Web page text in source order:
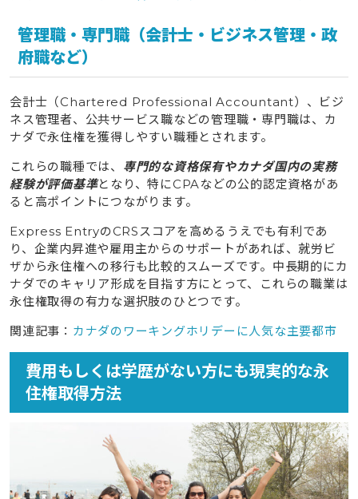
管理職・専門職（会計士・ビジネス管理・政
府職など）
会計士（Chartered Professional Accountant）、ビジ
ネス管理者、公共サービス職などの管理職・専門職は、カ
ナダで永住権を獲得しやすい職種とされます。
これらの職種では、 専門的な資格保有やカナダ国内の実務
経験が評価基準となり、特にCPAなどの公的認定資格があ
ると高ポイントにつながります。
Express EntryのCRSスコアを高めるうえでも有利であ
り、企業内昇進や雇用主からのサポートがあれば、就労ビ
ザから永住権への移行も比較的スムーズです。中長期的にカ
ナダでのキャリア形成を目指す方にとって、これらの職業は
永住権取得の有力な選択肢のひとつです。
関連記事： カナダのワーキングホリデーに人気な主要都市
費用もしくは学歴がない方にも現実的な永
住権取得方法